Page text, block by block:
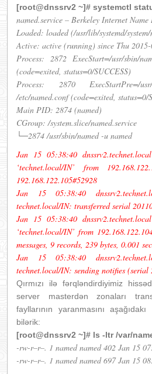
[root@dnssrv2 ~]# systemctl
named.service – Berkeley Internet
Loaded: loaded (/usr/lib/systemd/
Active: active (running) since Thu
Process: 2872 ExecStart=/usr/sbin/
(code=exited, status=0/SUCCESS)
Process: 2870 ExecStartPre=/
/etc/named.conf (code=exited, status=0/
Main PID: 2874 (named)
CGroup: /system.slice/named.service
└─2874 /usr/sbin/named -u named
Jan 15 05:38:40
‘technet.local/IN’ from
192.168.122.105#52928
Jan 15 05:38:40
technet.local/IN: transferred serial
Jan 15 05:38:40
‘technet.local/IN’ from
messages, 9 records, 239 bytes, 0.001
Jan 15 05:38:40
technet.local/IN: sending notifies (serial
Qırmızı ilə fərqləndirdiyimiz
server masterdən zonaları
fayllarının yaranmasını
bilərik:
[root@dnssrv2 ~]# ls -ltr /var/
-rw-r–r–. 1 named named 402 Jan 15
-rw-r–r–. 1 named named 697 Jan 15